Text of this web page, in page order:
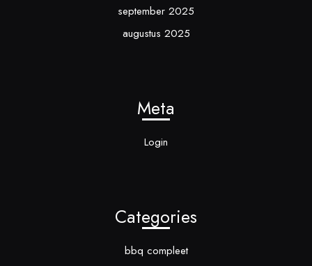
september 2025
augustus 2025
Meta
Login
Categories
bbq compleet